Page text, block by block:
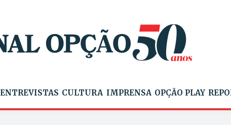
ENTREVISTAS CULTURA IMPRENSA OPÇÃO PLAY